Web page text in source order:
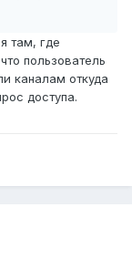
там, где
пользователь
каналам откуда
доступа.